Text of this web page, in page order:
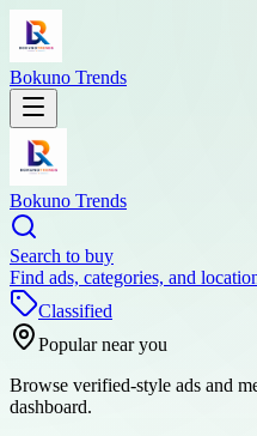
Bokuno Trends
Bokuno Trends
Search to buy
Find ads, categories, and
Classified
Popular near you
Browse verified-style ads and
dashboard.